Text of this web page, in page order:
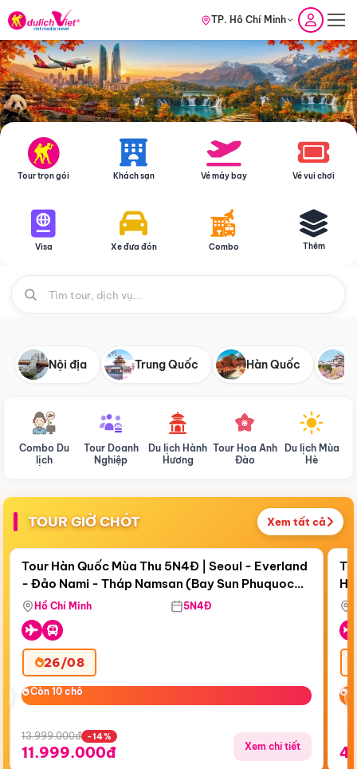
TP. Hồ Chí Minh
Tour trọn gói Khách sạn Vé máy bay Vé vui chơi
Visa Xe đưa đón Combo Thêm
Nội địa Trung Quốc Hàn Quốc
Combo Du
lịch
Tour Doanh
Nghiệp
Du lịch Hành
Hương
Tour Hoa Anh
Đào
Du lịch Mùa
Hè
TOUR GIỜ CHÓT Xem tất cả
Còn19 ngày 13:52:33
Điểm nổi bật
Tour Hàn Quốc Mùa Thu 5N4Đ | Seoul - Everland
- Đảo Nami - Tháp Namsan (Bay Sun Phuquoc
Airways)
Hồ Chí Minh 5N4Đ
26/08
Còn 10 chỗ
Còn 10 chỗ
13.999.000đ -14%
11.999.000đ Xem chi tiết